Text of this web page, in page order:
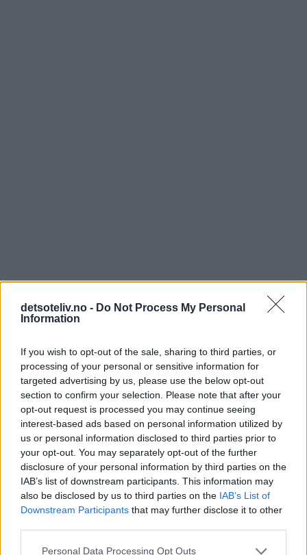
detsoteliv.no - Do Not Process My Personal
Information
If you wish to opt-out of the sale, sharing to third parties, or
processing of your personal or sensitive information for
targeted advertising by us, please use the below opt-out
section to confirm your selection. Please note that after your
opt-out request is processed you may continue seeing
interest-based ads based on personal information utilized by
us or personal information disclosed to third parties prior to
your opt-out. You may separately opt-out of the further
disclosure of your personal information by third parties on the
IAB’s list of downstream participants. This information may
also be disclosed by us to third parties on the IAB’s List of
Downstream Participants that may further disclose it to other
Personal Data Processing Opt Outs